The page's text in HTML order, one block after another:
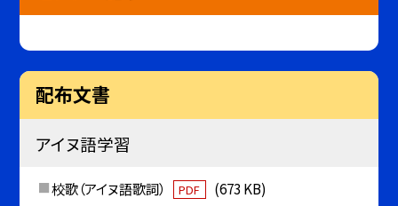
配布文書
アイヌ語学習
校歌（アイヌ語歌詞） PDF (673 KB)